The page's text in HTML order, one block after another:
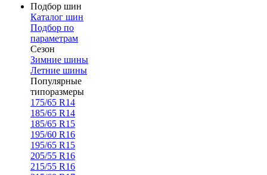
Подбор шин
Каталог шин
Подбор по
параметрам
Сезон
Зимние шины
Летние шины
Популярные
типоразмеры
175/65 R14
185/65 R14
185/65 R15
195/60 R16
195/65 R15
205/55 R16
215/55 R16